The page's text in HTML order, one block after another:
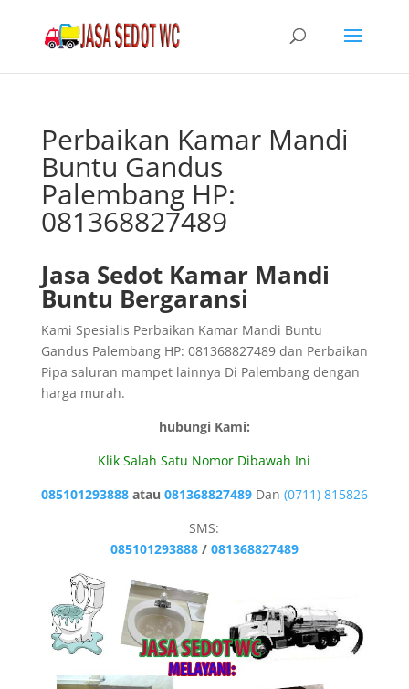
Perbaikan Kamar Mandi
Buntu Gandus
Palembang HP:
081368827489
Jasa Sedot Kamar Mandi
Buntu Bergaransi
Kami Spesialis Perbaikan Kamar Mandi Buntu
Gandus Palembang HP: 081368827489 dan Perbaikan
Pipa saluran mampet lainnya Di Palembang dengan
harga murah.
hubungi Kami:
Klik Salah Satu Nomor Dibawah Ini
085101293888 atau 081368827489Dan (0711) 815826
SMS:
085101293888/ 081368827489